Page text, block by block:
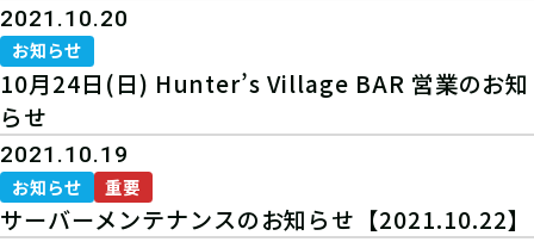
2021.10.20
お知らせ
10月24日(日) Hunter’s Village BAR 営業のお知
らせ
2021.10.19
お知らせ 重要
サーバーメンテナンスのお知らせ【2021.10.22】